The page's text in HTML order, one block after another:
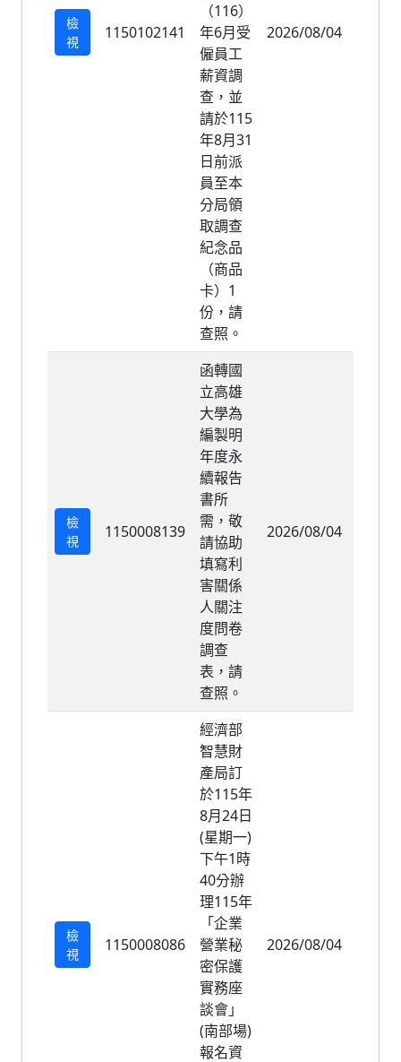
檢
視
1150102141
（116）
年6月受
僱員工
薪資調
查，並
請於115
年8月31
日前派
員至本
分局領
取調查
紀念品
（商品
卡）1
份，請
查照。
2026/08/04
檢
視
1150008139
函轉國
立高雄
大學為
編製明
年度永
續報告
書所
需，敬
請協助
填寫利
害關係
人關注
度問卷
調查
表，請
查照。
2026/08/04
檢
視
1150008086
經濟部
智慧財
產局訂
於115年
8月24日
(星期一)
下午1時
40分辦
理115年
「企業
營業秘
密保護
實務座
談會」
(南部場)
報名資
2026/08/04